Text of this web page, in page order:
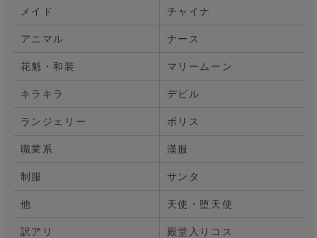
メイド
チャイナ
アニマル
ナース
花魁・和装
マリームーン
キラキラ
デビル
ランジェリー
ポリス
職業系
漢服
制服
サンタ
他
天使・堕天使
訳アリ
殿堂入りコス